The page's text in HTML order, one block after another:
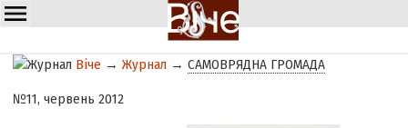
Віче →Журнал →САМОВРЯДНА ГРОМАДА
№11, червень 2012